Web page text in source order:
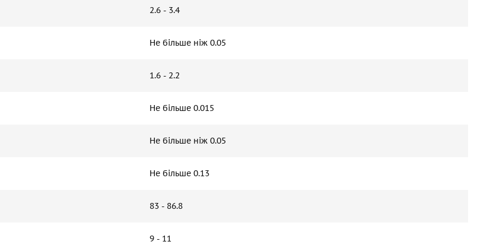
2.6 - 3.4
Не більше ніж 0.05
1.6 - 2.2
Не більше 0.015
Не більше ніж 0.05
Не більше 0.13
83 - 86.8
9 - 11